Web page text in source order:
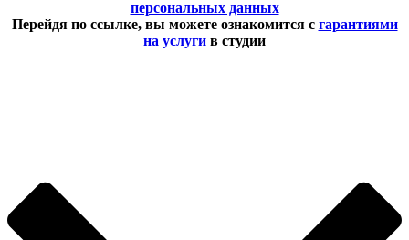
персональных данных
Перейдя по ссылке, вы можете ознакомится с гарантиями
на услуги в студии